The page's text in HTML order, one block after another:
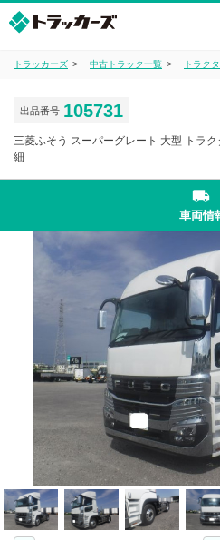
トラッカーズ 中古トラック一覧 トラクタ
出品番号 105731
三菱ふそう スーパーグレート 大型 トラ
細
local_shipping
車両情